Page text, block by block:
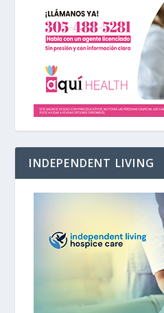
INDEPENDENT LIVING